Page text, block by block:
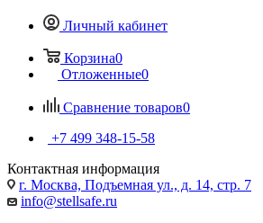
Личный кабинет
Корзина0
Отложенные0
Сравнение товаров0
+7 499 348-15-58
Контактная информация
г. Москва, Подъемная ул., д. 14, стр. 7
info@stellsafe.ru